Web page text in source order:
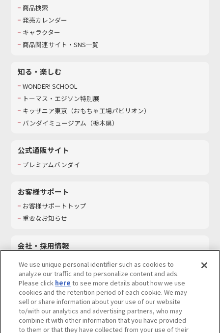
商品検索
発売カレンダー
キャラクター
商品関連サイト・SNS一覧
知る・楽しむ
WONDER! SCHOOL
トーマス・エジソン特別展
キッザニア東京（おもちゃ工場パビリオン）​
バンダイミュージアム（栃木県）
公式通販サイト
プレミアムバンダイ
お客様サポート
お客様サポートトップ
重要なお知らせ
会社・採用情報
採用情報
サステナビリティ
お問い合わせ
We use unique personal identifier such as cookies to
analyze our traffic and to personalize content and ads.
Please click here to see more details about how we use
cookies and the retention period of each cookie. We may
sell or share information about your use of our website
to/with our analytics and advertising partners, who may
combine it with other information that you have provided
to them or that they have collected from your use of their